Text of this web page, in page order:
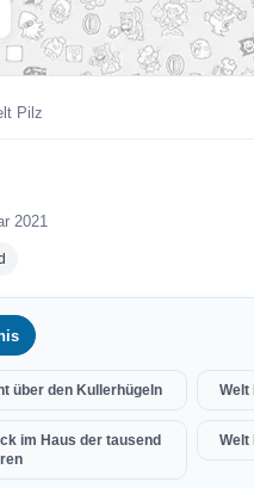
Pilz
2021
über den Kullerhügeln Welt
im Haus der tausend
Welt